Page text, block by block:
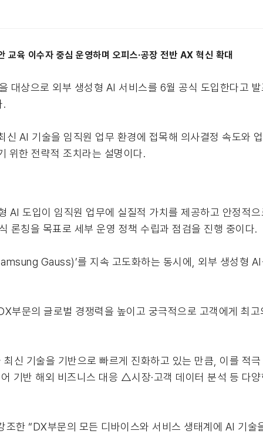
이수자 중심 운영하며 오피스·공장 전반 AX 혁신 확대
대상으로 외부 생성형 AI 서비스를 6월 공식 도입한다고
.
AI 기술을 임직원 업무 환경에 접목해 의사결정 속도와
위한 전략적 조치라는 설명이다.
AI 도입이 임직원 업무에 실질적 가치를 제공하고 안정적
론칭을 목표로 세부 운영 정책 수립과 점검을 진행 중이다.
Gauss)’를 지속 고도화하는 동시에, 외부 생성형 AI
부문의 글로벌 경쟁력을 높이고 궁극적으로 고객에게 최
신 기술을 기반으로 빠르게 진화하고 있는 만큼, 이를 적
기반 해외 비즈니스 대응 △시장·고객 데이터 분석 등 다
한 “DX부문의 모든 디바이스와 서비스 생태계에 AI 기술